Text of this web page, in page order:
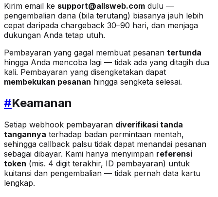
Kirim email ke support@allsweb.com dulu —
pengembalian dana (bila terutang) biasanya jauh lebih
cepat daripada chargeback 30–90 hari, dan menjaga
dukungan Anda tetap utuh.
Pembayaran yang gagal membuat pesanan tertunda
hingga Anda mencoba lagi — tidak ada yang ditagih dua
kali. Pembayaran yang disengketakan dapat
membekukan pesanan hingga sengketa selesai.
#Keamanan
Setiap webhook pembayaran diverifikasi tanda
tangannya terhadap badan permintaan mentah,
sehingga callback palsu tidak dapat menandai pesanan
sebagai dibayar. Kami hanya menyimpan referensi
token (mis. 4 digit terakhir, ID pembayaran) untuk
kuitansi dan pengembalian — tidak pernah data kartu
lengkap.